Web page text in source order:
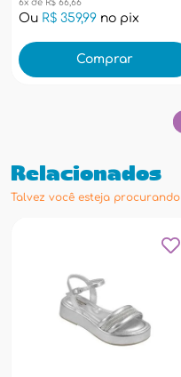
6x de R$ 66,66
Ou R$ 359,99 no pix
Comprar
Relacionados
Talvez você esteja procurando